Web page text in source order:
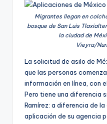
Migrantes llegan en
bosque de San Luis
la ciudad de
Vieyra/
La solicitud de asilo de
que las personas
información en línea, con
Pero tiene una diferencia
Ramírez: a diferencia de
aplicación de su agencia